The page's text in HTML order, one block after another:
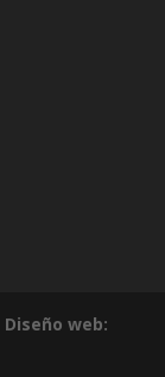
Diseño web: